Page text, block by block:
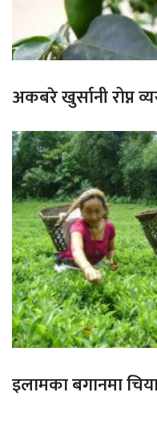
अकबरे खुर्सानी रोप्न
इलामका बगानमा चिया